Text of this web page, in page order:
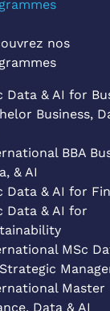
nos
Data & AI for
Business,
BBA
& AI
Data & AI for
Data & AI for
MSc
Master
Data & AI